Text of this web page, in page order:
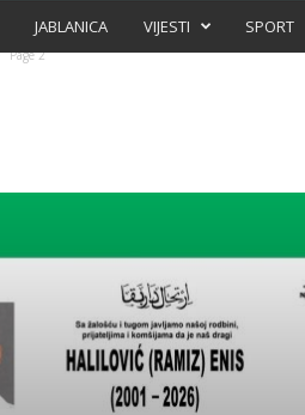
JABLANICA VIJESTI SPORT
Page 2